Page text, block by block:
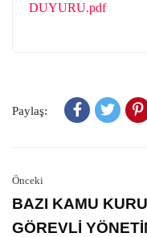
DUYURU.pdf
Paylaş:
Önceki
BAZI KAMU
GÖREVLİ